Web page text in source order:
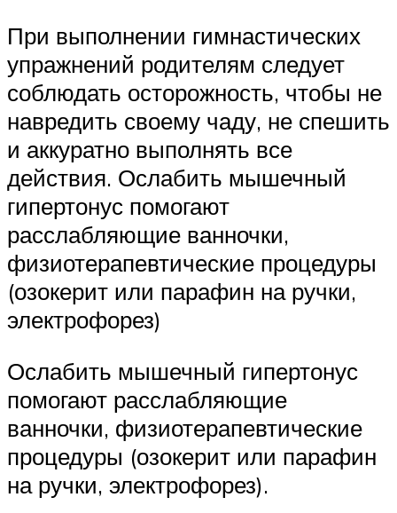
При выполнении гимнастических
упражнений родителям следует
соблюдать осторожность, чтобы не
навредить своему чаду, не спешить
и аккуратно выполнять все
действия. Ослабить мышечный
гипертонус помогают
расслабляющие ванночки,
физиотерапевтические процедуры
(озокерит или парафин на ручки,
электрофорез)
Ослабить мышечный гипертонус
помогают расслабляющие
ванночки, физиотерапевтические
процедуры (озокерит или парафин
на ручки, электрофорез).